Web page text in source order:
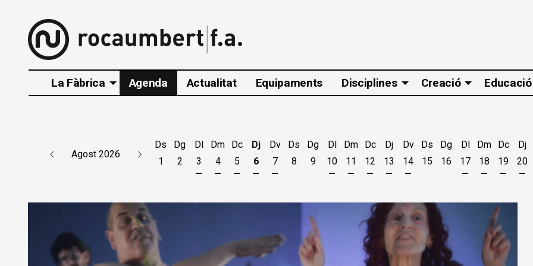
La Fàbrica Agenda Actualitat Equipaments Disciplines Creació Educació
Agost 2026
Ds
1
Dg
2
Dl
3
Dilluns 3 d'agost
Dm
4
Dimarts 4 d'agost
Dc
5
Dimecres 5 d'agost
Dj
6
Dijous 6 d'agost
Dv
7
Divendres 7 d'agost
Ds
8
Dg
9
Dl
10
Dilluns 10 d'agost
Dm
11
Dimarts 11 d'agost
Dc
12
Dimecres 12 d'agost
Dj
13
Dijous 13 d'agost
Dv
14
Divendres 14 d'agost
Ds
15
Dg
16
Dl
17
Dilluns 17
Dm
18
Dimarts 18
Dc
19
Dj
20